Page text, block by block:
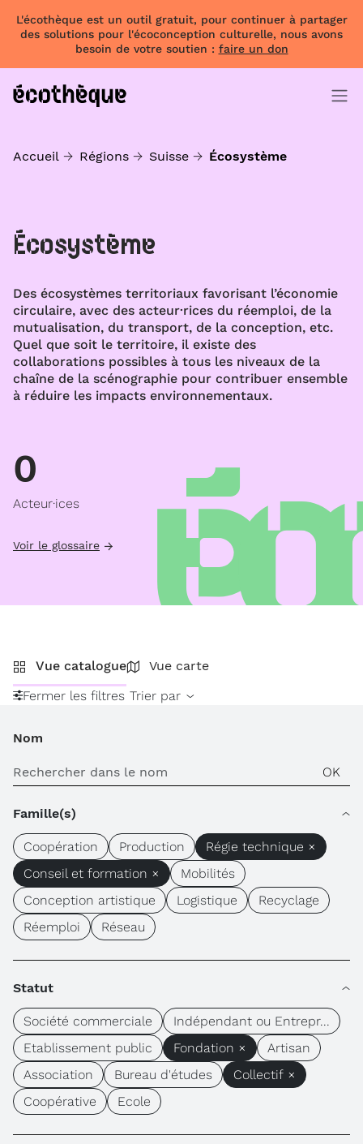
L'écothèque est un outil gratuit, pour continuer à partager
des solutions pour l'écoconception culturelle, nous avons
besoin de votre soutien : faire un don
Accueil Régions Suisse Écosystème
Écosystème
Des écosystèmes territoriaux favorisant l’économie
circulaire, avec des acteur·rices du réemploi, de la
mutualisation, du transport, de la conception, etc.
Quel que soit le territoire, il existe des
collaborations possibles à tous les niveaux de la
chaîne de la scénographie pour contribuer ensemble
à réduire les impacts environnementaux.
0
Acteur·ices
Voir le glossaire
Vue catalogue
Vue carte
Fermer les filtres Trier par
Nom
Famille(s)
Coopération Production
Régie technique ×
Conseil et formation ×
Mobilités
Conception artistique
Logistique
Recyclage
Réemploi
Réseau
Statut
Société commerciale
Indépendant ou Entrepr...
Etablissement public
Fondation ×
Artisan
Association
Bureau d'études
Collectif ×
Coopérative
Ecole